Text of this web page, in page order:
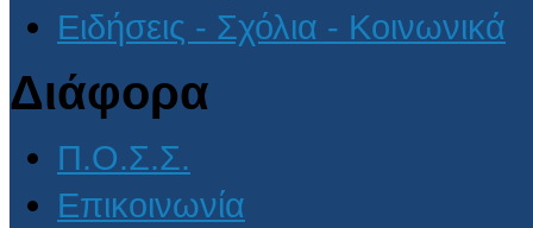
Ειδήσεις - Σχόλια - Κοινωνικά
Διάφορα
Π.Ο.Σ.Σ.
Επικοινωνία